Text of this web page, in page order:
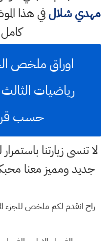
مهدي شلالفي هذا
اوراق ملخص
حسب
لا تنسى زيارتنا
جديد ومميز معنا
راح انقدم لكم ملخص للجزء